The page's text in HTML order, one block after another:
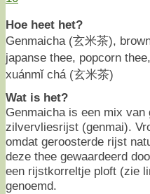
Hoe heet het?
Genmaicha (玄米茶),
japanse thee, popcorn
xuánmǐ chá (玄米茶)
Wat is het?
Genmaicha is een mix van
zilvervliesrijst (genmai).
omdat geroosterde rijst
deze thee gewaardeerd
een rijstkorreltje ploft (zie
genoemd.